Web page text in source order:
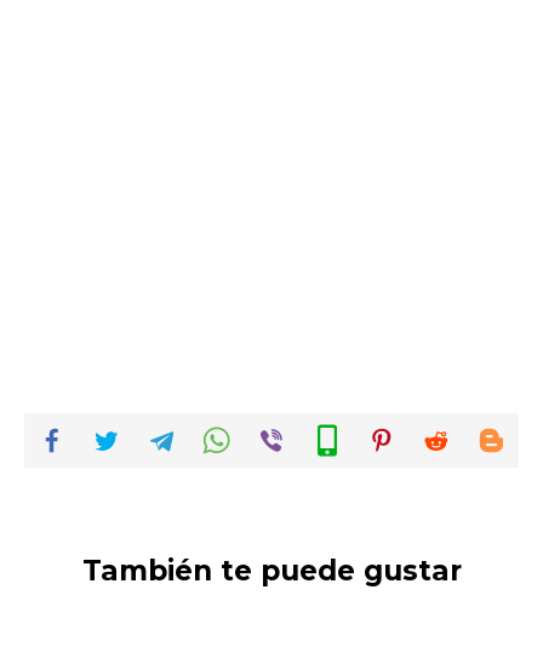
También te puede gustar